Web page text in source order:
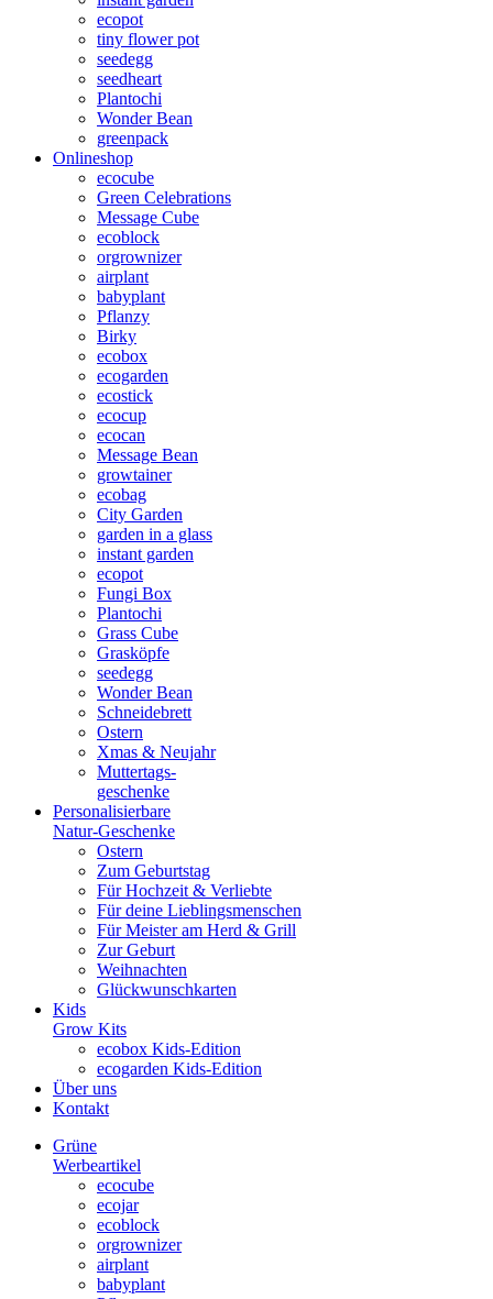
ecopot
tiny flower pot
seedegg
seedheart
Plantochi
Wonder Bean
greenpack
Onlineshop
ecocube
Green Celebrations
Message Cube
ecoblock
orgrownizer
airplant
babyplant
Pflanzy
Birky
ecobox
ecogarden
ecostick
ecocup
ecocan
Message Bean
growtainer
ecobag
City Garden
garden in a glass
instant garden
ecopot
Fungi Box
Plantochi
Grass Cube
Grasköpfe
seedegg
Wonder Bean
Schneidebrett
Ostern
Xmas & Neujahr
Muttertags-
geschenke
Personalisierbare
Natur-Geschenke
Ostern
Zum Geburtstag
Für Hochzeit & Verliebte
Für deine Lieblingsmenschen
Für Meister am Herd & Grill
Zur Geburt
Weihnachten
Glückwunschkarten
Kids
Grow Kits
ecobox Kids-Edition
ecogarden Kids-Edition
Über uns
Kontakt
Grüne
Werbeartikel
ecocube
ecojar
ecoblock
orgrownizer
airplant
babyplant